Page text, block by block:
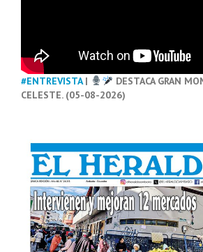
#ENTREVISTA|
DESTACA GRAN
CELESTE. (05-08-2026)